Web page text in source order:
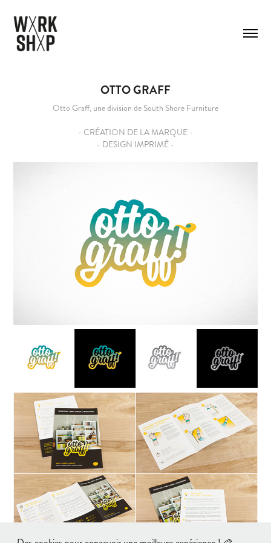
OTTO GRAFF
Otto Graff, une division de South Shore Furniture
- CRÉATION DE LA MARQUE -
- DESIGN IMPRIMÉ -